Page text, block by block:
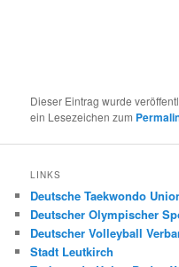
Dieser Eintrag wurde
ein Lesezeichen zum
LINKS
Deutsche Taekwondo
Deutscher Olympischer
Deutscher Volleyball
Stadt Leutkirch